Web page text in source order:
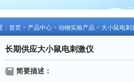
： 首页 > 产品中心 > 动物实验产品 > 大小鼠电刺
长期供应大小鼠电刺激仪
简要描述：